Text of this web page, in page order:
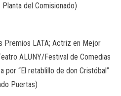
Planta del Comisionado)
Premios LATA; Actriz en Mejor
ALUNY/Festival de Comedias
por “El retablillo de don Cristóbal”
Puertas)